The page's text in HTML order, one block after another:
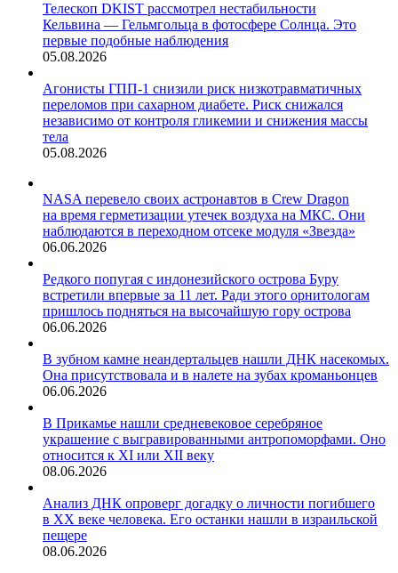
Телескоп DKIST рассмотрел нестабильности
Кельвина — Гельмгольца в фотосфере Солнца. Это
первые подобные наблюдения
05.08.2026
Агонисты ГПП-1 снизили риск низкотравматичных
переломов при сахарном диабете. Риск снижался
независимо от контроля гликемии и снижения массы
тела
05.08.2026
NASA перевело своих астронавтов в Crew Dragon
на время герметизации утечек воздуха на МКС. Они
наблюдаются в переходном отсеке модуля «Звезда»
06.06.2026
Редкого попугая с индонезийского острова Буру
встретили впервые за 11 лет. Ради этого орнитологам
пришлось подняться на высочайшую гору острова
06.06.2026
В зубном камне неандертальцев нашли ДНК насекомых.
Она присутствовала и в налете на зубах кроманьонцев
06.06.2026
В Прикамье нашли средневековое серебряное
украшение с выгравированными антропоморфами. Оно
относится к XI или XII веку
08.06.2026
Анализ ДНК опроверг догадку о личности погибшего
в XX веке человека. Его останки нашли в израильской
пещере
08.06.2026